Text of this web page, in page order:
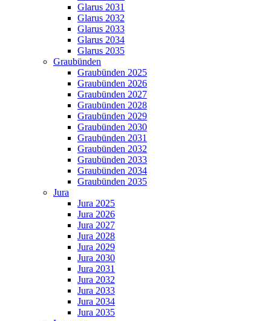
Glarus 2031
Glarus 2032
Glarus 2033
Glarus 2034
Glarus 2035
Graubünden
Graubünden 2025
Graubünden 2026
Graubünden 2027
Graubünden 2028
Graubünden 2029
Graubünden 2030
Graubünden 2031
Graubünden 2032
Graubünden 2033
Graubünden 2034
Graubünden 2035
Jura
Jura 2025
Jura 2026
Jura 2027
Jura 2028
Jura 2029
Jura 2030
Jura 2031
Jura 2032
Jura 2033
Jura 2034
Jura 2035